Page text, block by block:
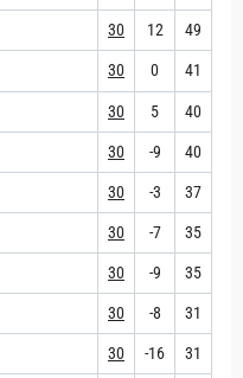
30 12 49
30 0 41
30 5 40
30 -9 40
30 -3 37
30 -7 35
30 -9 35
30 -8 31
30 -16 31